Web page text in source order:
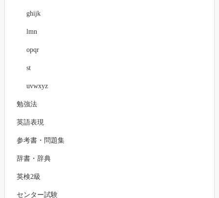
ghijk
lmn
opqr
st
uvwxyz
勉強法
英語表現
参考書・問題集
辞書・辞典
英検2級
センター試験